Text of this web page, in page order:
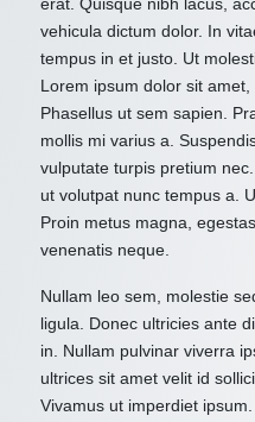
vehicula dictum dolor. In
tempus in et justo. Ut
Lorem ipsum dolor sit
Phasellus ut sem sapien.
mollis mi varius a.
vulputate turpis pretium
ut volutpat nunc tempus a.
Proin metus magna,
venenatis neque.
Nullam leo sem, molestie
ligula. Donec ultricies ante
in. Nullam pulvinar viverra
ultrices sit amet velit id
Vivamus ut imperdiet